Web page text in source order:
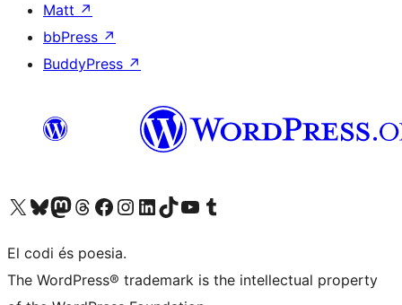
Matt ↗
bbPress ↗
BuddyPress ↗
Visiteu el nostre compte X (abans Twitter)
Visiteu el nostre compte de Bluesky
Visiteu el nostre compte al Mastodon
Visiteu el nostre compte de Threads
Visiteu la nostra pàgina al Facebook
Visiteu el nostre compte d'Instagram
Visiteu el nostre compte de LinkedIn
Visiteu el nostre compte de TikTok
Visiteu el nostre canal al YouTube
Visiteu el nostre compte de Tumblr
El codi és poesia.
The WordPress® trademark is the intellectual property